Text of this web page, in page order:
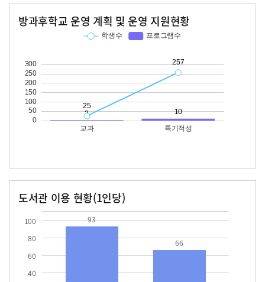
방과후학교 운영 계획 및 운영 지원현황
도서관 이용 현황(1인당)
40
60
80
100 93
66